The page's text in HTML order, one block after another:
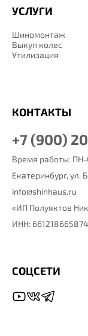
УСЛУГИ
Шиномонтаж
Выкуп колес
Утилизация
КОНТАКТЫ
+7 (900)
Время работы: ПН-
Екатеринбург, ул.
info@shinhaus.ru
«ИП Полуяктов
ИНН:
СОЦСЕТИ